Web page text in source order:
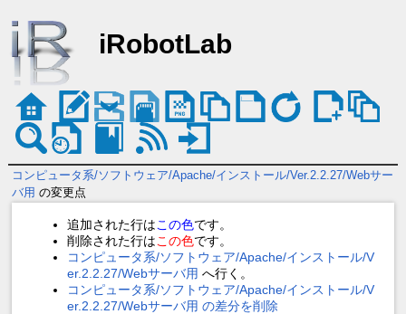
iRobotLab
コンピュータ系/ソフトウェア/Apache/インストール/Ver.2.2.27/Webサー
バ用 の変更点
追加された行はこの色です。
削除された行はこの色です。
コンピュータ系/ソフトウェア/Apache/インストール/V
er.2.2.27/Webサーバ用 へ行く。
コンピュータ系/ソフトウェア/Apache/インストール/V
er.2.2.27/Webサーバ用 の差分を削除